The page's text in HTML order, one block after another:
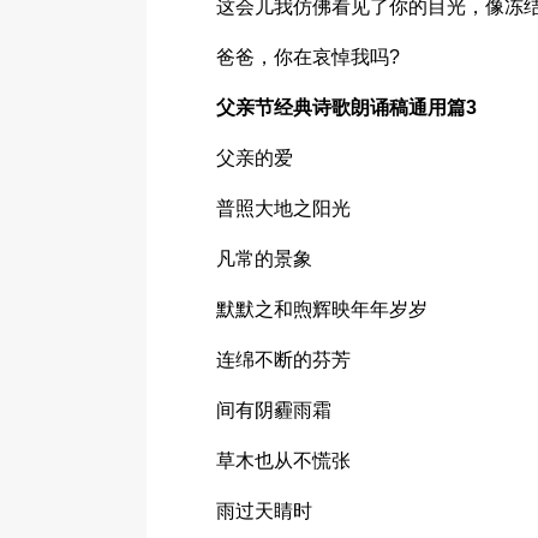
这会儿我仿佛看见了你的目光，像冻
爸爸，你在哀悼我吗?
父亲节经典诗歌朗诵稿通用篇3
父亲的爱
普照大地之阳光
凡常的景象
默默之和煦辉映年年岁岁
连绵不断的芬芳
间有阴霾雨霜
草木也从不慌张
雨过天睛时